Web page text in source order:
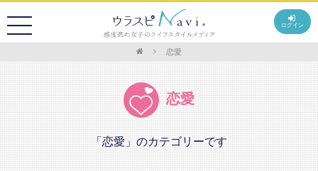
ログイン
恋愛
恋愛
「恋愛」のカテゴリーです